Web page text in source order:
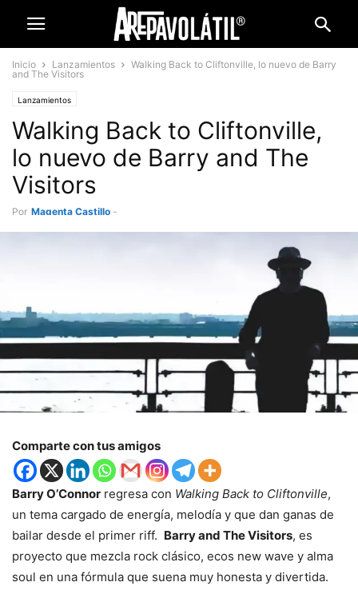
Inicio Lanzamientos
Walking Back to Cliftonville, lo nuevo de Barry
and The Visitors
Lanzamientos
Walking Back to Cliftonville,
lo nuevo de Barry and The
Visitors
Por Magenta Castillo -
Comparte con tus amigos
Barry O’Connor regresa con Walking Back to Cliftonville,
un tema cargado de energía, melodía y que dan ganas de
bailar desde el primer riff. Barry and The Visitors, es
proyecto que mezcla rock clásico, ecos new wave y alma
soul en una fórmula que suena muy honesta y divertida.